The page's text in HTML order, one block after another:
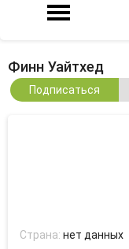
Финн Уайтхед
Подписаться
Страна:нет данных